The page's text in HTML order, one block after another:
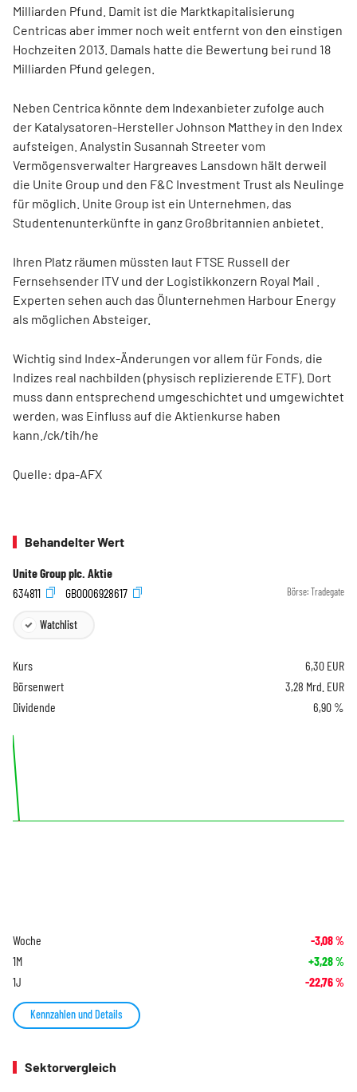
Milliarden Pfund. Damit ist die Marktkapitalisierung
Centricas aber immer noch weit entfernt von den einstigen
Hochzeiten 2013. Damals hatte die Bewertung bei rund 18
Milliarden Pfund gelegen.
Neben Centrica könnte dem Indexanbieter zufolge auch
der Katalysatoren-Hersteller Johnson Matthey in den Index
aufsteigen. Analystin Susannah Streeter vom
Vermögensverwalter Hargreaves Lansdown hält derweil
die Unite Group und den F&C Investment Trust als Neulinge
für möglich. Unite Group ist ein Unternehmen, das
Studentenunterkünfte in ganz Großbritannien anbietet.
Ihren Platz räumen müssten laut FTSE Russell der
Fernsehsender ITV und der Logistikkonzern Royal Mail
Experten sehen auch das Ölunternehmen Harbour Energy
als möglichen Absteiger.
Wichtig sind Index-Änderungen vor allem für Fonds, die
Indizes real nachbilden (physisch replizierende ETF). Dort
muss dann entsprechend umgeschichtet und umgewichtet
werden, was Einfluss auf die Aktienkurse haben
kann./ck/tih/he
Quelle: dpa-AFX
Behandelter Wert
Unite Group plc. Aktie
634811
GB0006928617 Börse: Tradegate
Watchlist
Kurs 6,30 EUR
Börsenwert
3,28 Mrd. EUR
Dividende
6,90 %
Woche -3,08%
1M +3,28%
1J -22,76%
Kennzahlen und Details
Sektorvergleich